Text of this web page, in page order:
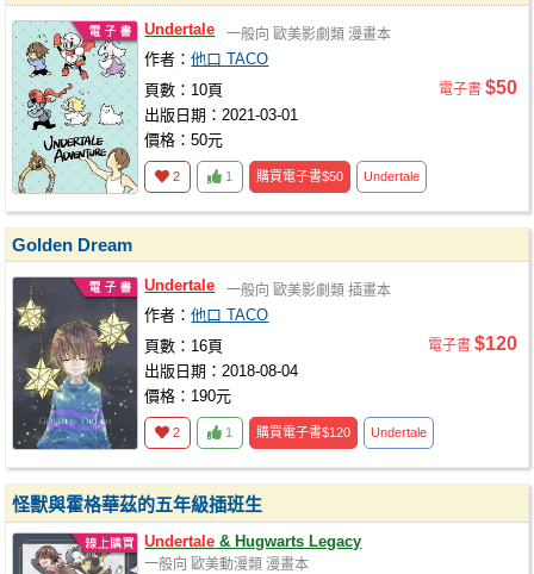
Undertale 一般向 歐美影劇類 漫畫本
作者：他口 TACO
頁數：10頁
出版日期：2021-03-01
價格：50元
電子書 $50
2 1 購買電子書$50 Undertale
Golden Dream
Undertale 一般向 歐美影劇類 插畫本
作者：他口 TACO
頁數：16頁
出版日期：2018-08-04
價格：190元
電子書 $120
2 1 購買電子書$120 Undertale
怪獸與霍格華茲的五年級插班生
Undertale & Hugwarts Legacy
一般向 歐美動漫類 漫畫本